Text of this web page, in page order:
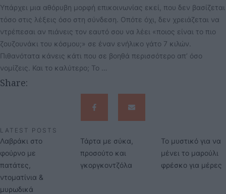
Υπάρχει μια αθόρυβη μορφή επικοινωνίας εκεί, που δεν βασίζεται
τόσο στις λέξεις όσο στη σύνδεση. Οπότε όχι, δεν χρειάζεται να
ντρέπεσαι αν πιάνεις τον εαυτό σου να λέει «ποιος είναι το πιο
ζουζουνάκι του κόσμου;» σε έναν ενήλικο γάτο 7 κιλών.
Πιθανότατα κάνεις κάτι που σε βοηθά περισσότερο απ’ όσο
νομίζεις. Και το καλύτερο; Το …
Share:
LATEST POSTS
Λαβράκι στο
φούρνο με
πατάτες,
ντοματίνια &
μυρωδικά
Τάρτα με σύκα,
προσούτο και
γκοργκοντζόλα
Το μυστικό για να
μένει το μαρούλι
φρέσκο για μέρες